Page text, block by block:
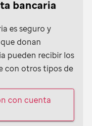
bancaria
es seguro y
donan
pueden recibir los
con otros tipos de
con cuenta